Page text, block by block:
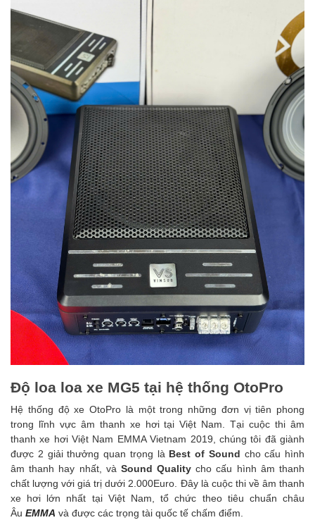
Độ loa loa xe MG5 tại hệ thống OtoPro
Hệ thống độ xe OtoPro là một trong những đơn vị tiên phong
trong lĩnh vực âm thanh xe hơi tại Việt Nam. Tại cuộc thi âm
thanh xe hơi Việt Nam EMMA Vietnam 2019, chúng tôi đã giành
được 2 giải thưởng quan trọng là Best of Sound cho cấu hình
âm thanh hay nhất, và Sound Quality cho cấu hình âm thanh
chất lượng với giá trị dưới 2.000Euro. Đây là cuộc thi về âm thanh
xe hơi lớn nhất tại Việt Nam, tổ chức theo tiêu chuẩn châu
Âu EMMA và được các trọng tài quốc tế chấm điểm.